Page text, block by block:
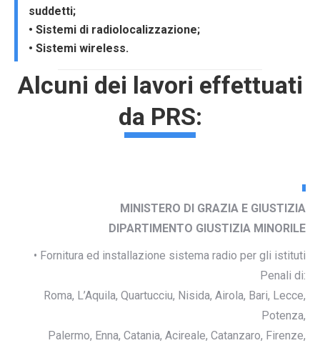
suddetti;
• Sistemi di radiolocalizzazione;
• Sistemi wireless.
Alcuni dei lavori effettuati
da PRS:
MINISTERO DI GRAZIA E GIUSTIZIA
DIPARTIMENTO GIUSTIZIA MINORILE
• Fornitura ed installazione sistema radio per gli istituti
Penali di:
Roma, L’Aquila, Quartucciu, Nisida, Airola, Bari, Lecce,
Potenza,
Palermo, Enna, Catania, Acireale, Catanzaro, Firenze,